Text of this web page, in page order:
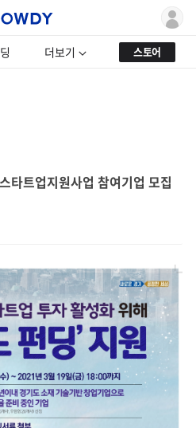
더보기 스토어
타트업지원사업 참여기업 모집